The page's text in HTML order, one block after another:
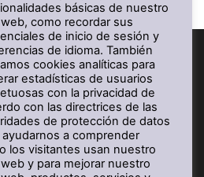
1
Plana
básicas de nuestro
como recordar sus
de inicio de sesión y
de idioma. También
cookies analíticas para
estadísticas de usuarios
con la privacidad de
con las directrices de las
de protección de datos
ayudarnos a comprender
los visitantes usan nuestro
y para mejorar nuestro